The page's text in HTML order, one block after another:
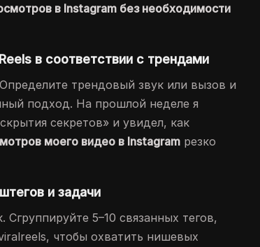
в Instagram без необходимости
в соответствии с трендами
трендовый звук или вызов и
подход. На прошлой неделе я
секретов» и увидел, как
моего видео в Instagram резко
и задачи
5–10 связанных тегов,
чтобы охватить нишевых